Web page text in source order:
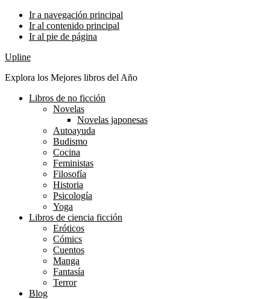
Ir a navegación principal
Ir al contenido principal
Ir al pie de página
Upline
Explora los Mejores libros del Año
Libros de no ficción
Novelas
Novelas japonesas
Autoayuda
Budismo
Cocina
Feministas
Filosofía
Historia
Psicología
Yoga
Libros de ciencia ficción
Eróticos
Cómics
Cuentos
Manga
Fantasía
Terror
Blog